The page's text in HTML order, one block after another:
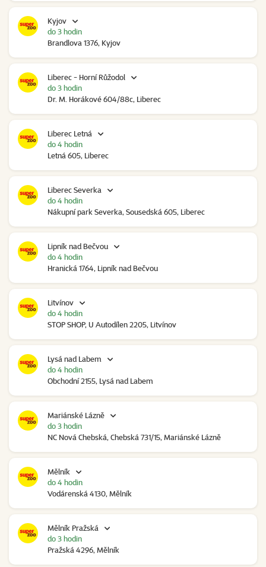
Kyjov
Brandlova 1376, Kyjov
do 3 hodin
Liberec - Horní Růžodol
Dr. M. Horákové 604/88c, Liberec
do 3 hodin
Liberec Letná
Letná 605, Liberec
do 4 hodin
Liberec Severka
Nákupní park Severka, Sousedská 605, Liberec
do 4 hodin
Lipník nad Bečvou
Hranická 1764, Lipník nad Bečvou
do 4 hodin
Litvínov
STOP SHOP, U Autodílen 2205, Litvínov
do 4 hodin
Lysá nad Labem
Obchodní 2155, Lysá nad Labem
do 4 hodin
Mariánské Lázně
NC Nová Chebská, Chebská 731/15, Mariánské Lázně
do 3 hodin
Mělník
Vodárenská 4130, Mělník
do 4 hodin
Mělník Pražská
Pražská 4296, Mělník
do 3 hodin